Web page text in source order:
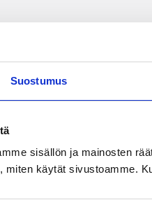
Suostumus
sisällön ja mainosten
miten käytät sivustoamme.